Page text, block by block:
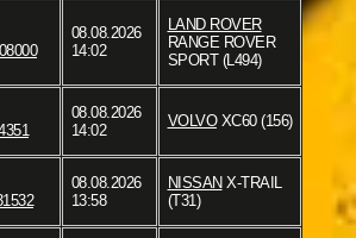
08.08.2026
14:02
LAND ROVER
RANGE ROVER
SPORT (L494)
08.08.2026
14:02
VOLVOXC60 (156)
08.08.2026
13:58
NISSAN X-TRAIL
(T31)